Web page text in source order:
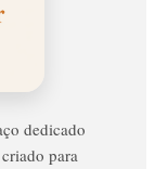
dedicado
para